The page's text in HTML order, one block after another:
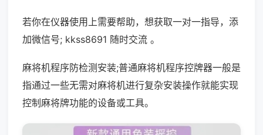
若你在仪器使用上需要帮助，想获取一对一指导，添
加微信号; kkss8691 随时交流 。
麻将机程序防检测安装;普通麻将机程序控牌器一般是
指通过一些无需对麻将机进行复杂安装操作就能实现
控制麻将牌功能的设备或工具。